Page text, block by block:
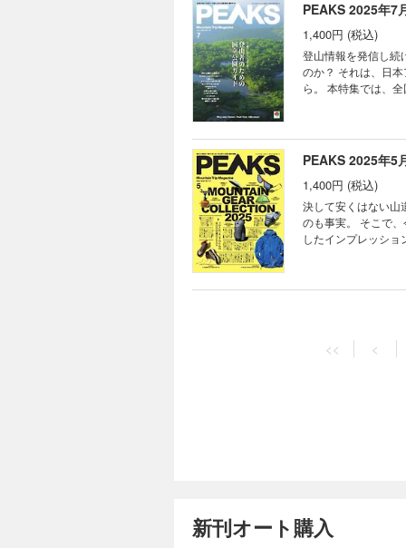
What is the NEXT？
彼女が“山着”に着替
バのルミナシリーズ
を寄せる“実践主義
業界の現役プロが本
ヤリングサンプル
COLUMN③ ウイン
PART.11 WOMEN
BOOK ユーコンカ
と酒と ときどきツ
PEAKS 山ミステリ
ら、そこに山がある
山」の歩き方 アラ
SCRAMBLE そろそ
料計画に+αでパフ
方 北アルプスの“ヘ
【column③】これで
に維持管理するべき
へ ePEメンブレン
PONCHOギア深掘
きツマミ 道なき道
月の山占い ucacoの
芸術家たち メーカ
ぶ、考える。「日本
What is the NEXT？
彼女が“山着”に着
ドから現地ガイドの
ーモの自信作。“究
特集◎最新版 はじめ
not lonely, just free.
すべて自分で考え
ッフが１泊２日でナ
深いソロ＆テント泊
答えを探しに サロ
線的ギアレビュー
変わる山、変えない
× Solo Trekking 今
歩き方 特別企画◎
フォー４人の野遊
PEAKS 2025年7
1,400円 (税込)
登山情報を発信し続
のか？ それは、日
ら。 本特集では、
じめとした読み応えのあ
PEAKS HEADLINE
ドア界のイノベータ
reflect on a piece 目
山者のための国立公
ったの？」登山者に
園が指定されたこと
力がギュッと凝縮
はじめの一歩 豊か
ら羅臼岳へ、知床
ビジターセンター
の山岳地形をフル
めぐる旅 下山後は
PEAKS 2025年5
1,400円 (税込)
決して安くはない山
のも事実。 そこで、今年も注目
したインプレッシ
ーンシーズンまでに準備が整う
FIELD
で網羅。ブルーア
トレック 本格的ア
ハードシェルジャ
ブルパック］
MOUNTAIN GEAR
ングバッグ スリー
彼方で、これはハッ
新年は新たな趣味
してもらいました
介。 もちろん、雪
数掲載します。 ま
ルフード。 低山ハ
征さんの装備とおすすめ
山は、それ以外の山
雪や氷爆があるから
<< <
新刊オート購入